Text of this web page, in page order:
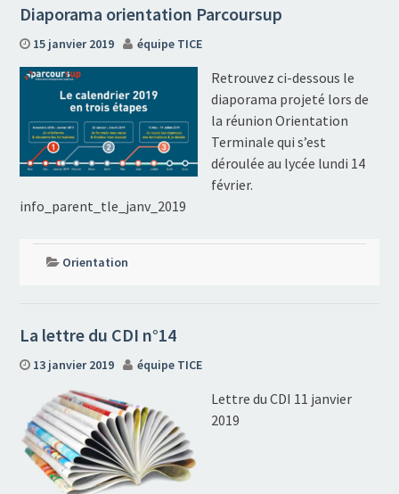
Diaporama orientation Parcoursup
15 janvier 2019 équipe TICE
Retrouvez ci-dessous le
diaporama projeté lors de
la réunion Orientation
Terminale qui s’est
déroulée au lycée lundi 14
février.
info_parent_tle_janv_2019
Orientation
La lettre du CDI n°14
13 janvier 2019 équipe TICE
Lettre du CDI 11 janvier
2019